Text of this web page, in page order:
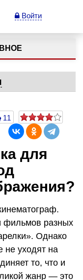
Войти
11
для
фильмов разных
Однако
не уходят на
то, что и
жанр — это